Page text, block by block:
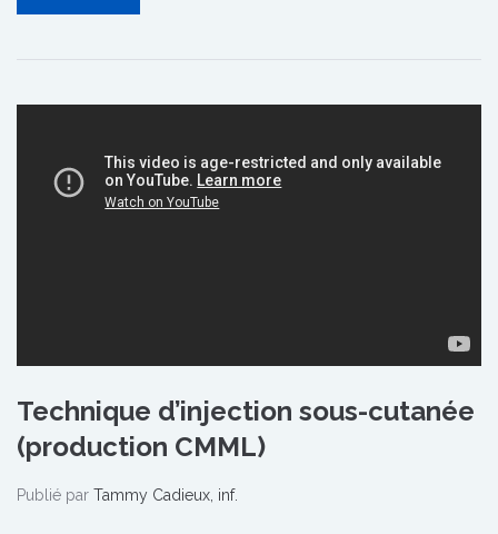
Technique d’injection sous-cutanée
(production CMML)
Publié par Tammy Cadieux, inf.